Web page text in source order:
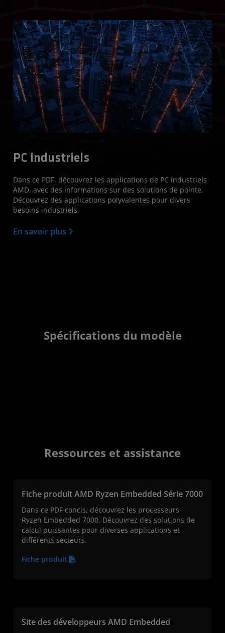
PC industriels
Dans ce PDF, découvrez les applications de PC industriels
AMD, avec des informations sur des solutions de pointe.
Découvrez des applications polyvalentes pour divers
besoins industriels.
En savoir plus
Spécifications du modèle
Ressources et assistance
Fiche produit AMD Ryzen Embedded Série 7000
Dans ce PDF concis, découvrez les processeurs
Ryzen Embedded 7000. Découvrez des solutions de
calcul puissantes pour diverses applications et
différents secteurs.
Fiche produit
Site des développeurs AMD Embedded